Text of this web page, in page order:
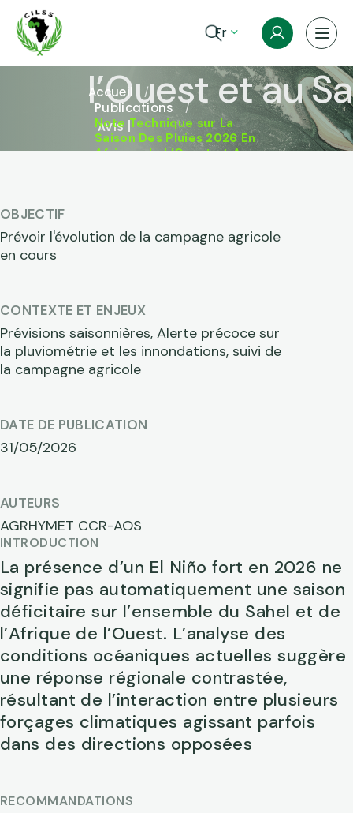
Aller au contenu principal
Fr
Fil d'Ariane
Accueil
Publications
Note Technique sur La
Saison Des Pluies 2026 En
Afrique de L’Ouest et Au
2026 en
l’Ouest et au
AVIS
OBJECTIF
Prévoir l'évolution de la campagne agricole
en cours
CONTEXTE ET ENJEUX
Prévisions saisonnières, Alerte précoce sur
la pluviométrie et les innondations, suivi de
la campagne agricole
DATE DE PUBLICATION
31/05/2026
AUTEURS
AGRHYMET CCR-AOS
INTRODUCTION
La présence d’un El Niño fort en 2026 ne
signifie pas automatiquement une saison
déficitaire sur l’ensemble du Sahel et de
l’Afrique de l’Ouest. L’analyse des
conditions océaniques actuelles suggère
une réponse régionale contrastée,
résultant de l’interaction entre plusieurs
forçages climatiques agissant parfois
dans des directions opposées
RECOMMANDATIONS